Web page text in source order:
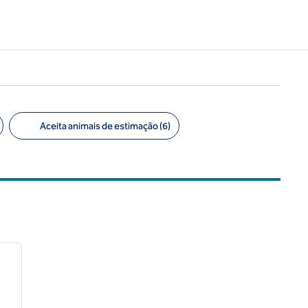
Aceita animais de estimação (6)
próxima imagem